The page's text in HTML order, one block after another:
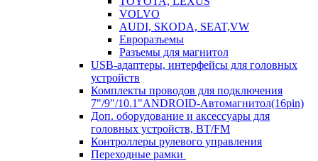
VOLVO
AUDI, SKODA, SEAT,VW
Евроразъемы
Разъемы для магнитол
USB-адаптеры, интерфейсы для головных
устройств
Комплекты проводов для подключения
7"/9"/10.1"ANDROID-Автомагнитол(16pin)
Доп. оборудование и аксессуары для
головных устройств, BT/FM
Контроллеры рулевого управления
Переходные рамки